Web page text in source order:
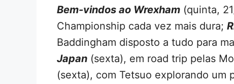
Bem-vindos ao Wrexham (quinta,
Championship cada vez mais dura;
Baddingham disposto a tudo para
Japan (sexta), em road trip pelas
(sexta), com Tetsuo explorando um